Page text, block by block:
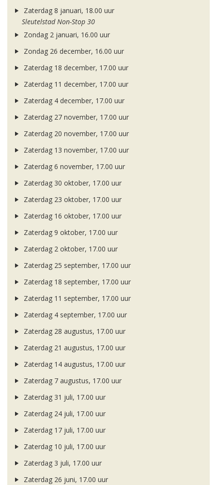
Zaterdag 8 januari, 18.00 uur
Sleutelstad Non-Stop 30
Zondag 2 januari, 16.00 uur
Zondag 26 december, 16.00 uur
Zaterdag 18 december, 17.00 uur
Zaterdag 11 december, 17.00 uur
Zaterdag 4 december, 17.00 uur
Zaterdag 27 november, 17.00 uur
Zaterdag 20 november, 17.00 uur
Zaterdag 13 november, 17.00 uur
Zaterdag 6 november, 17.00 uur
Zaterdag 30 oktober, 17.00 uur
Zaterdag 23 oktober, 17.00 uur
Zaterdag 16 oktober, 17.00 uur
Zaterdag 9 oktober, 17.00 uur
Zaterdag 2 oktober, 17.00 uur
Zaterdag 25 september, 17.00 uur
Zaterdag 18 september, 17.00 uur
Zaterdag 11 september, 17.00 uur
Zaterdag 4 september, 17.00 uur
Zaterdag 28 augustus, 17.00 uur
Zaterdag 21 augustus, 17.00 uur
Zaterdag 14 augustus, 17.00 uur
Zaterdag 7 augustus, 17.00 uur
Zaterdag 31 juli, 17.00 uur
Zaterdag 24 juli, 17.00 uur
Zaterdag 17 juli, 17.00 uur
Zaterdag 10 juli, 17.00 uur
Zaterdag 3 juli, 17.00 uur
Zaterdag 26 juni, 17.00 uur